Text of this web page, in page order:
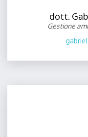
dott.
Gestione